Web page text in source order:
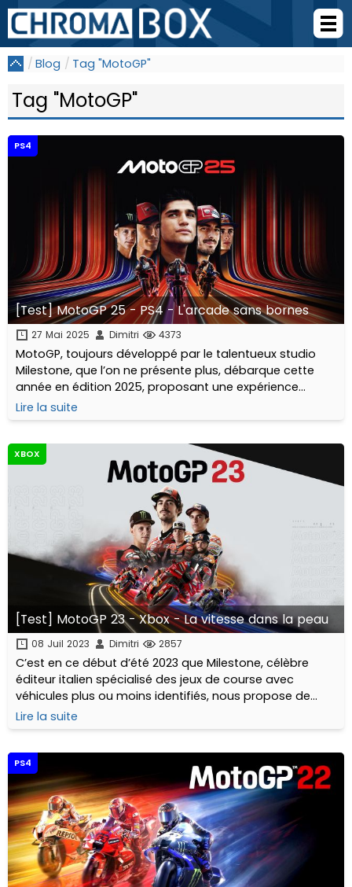
Blog Tag "MotoGP"
Tag "MotoGP"
PS4
[Test] MotoGP 25 - PS4 - L'arcade sans bornes
27 Mai 2025 Dimitri 4373
MotoGP, toujours développé par le talentueux studio
Milestone, que l’on ne présente plus, débarque cette
année en édition 2025, proposant une expérience
symétrique avec la réalité du championnat MotoGP
2025 !
Lire la suite
XBOX
[Test] MotoGP 23 - Xbox - La vitesse dans la peau
08 Juil 2023 Dimitri 2857
C’est en ce début d’été 2023 que Milestone, célèbre
éditeur italien spécialisé des jeux de course avec
véhicules plus ou moins identifiés, nous propose de
prendre place une fois de plus sur la piste avec une
nouvelle itération de son jeu phare...
Lire la suite
PS4